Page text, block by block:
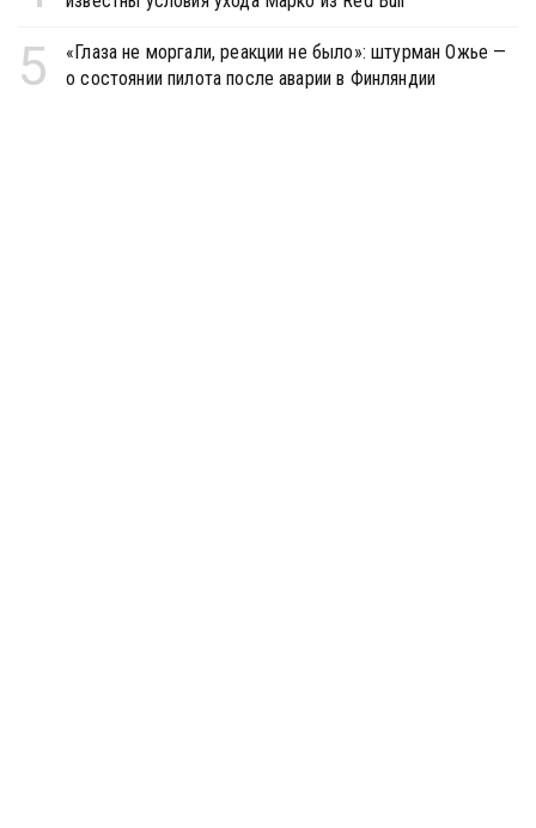
5
«Глаза не моргали, реакции не было»: штурман Ожье —
о состоянии пилота после аварии в Финляндии